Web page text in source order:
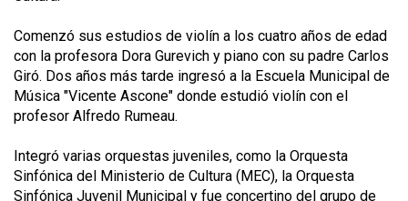
Comenzó sus estudios de violín a los cuatro años de edad
con la profesora Dora Gurevich y piano con su padre Carlos
Giró. Dos años más tarde ingresó a la Escuela Municipal de
Música "Vicente Ascone" donde estudió violín con el
profesor Alfredo Rumeau.
Integró varias orquestas juveniles, como la Orquesta
Sinfónica del Ministerio de Cultura (MEC), la Orquesta
Sinfónica Juvenil Municipal y fue concertino del grupo de